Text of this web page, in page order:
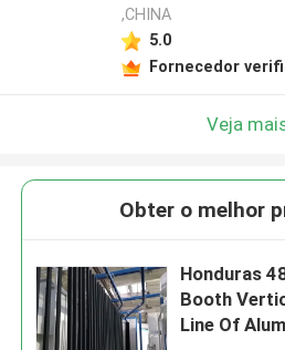
Deixe um
Ligaremos para
,CHINA
5.0
Fornecedor
Veja
Obter o melhor
Honduras
Booth
Line Of